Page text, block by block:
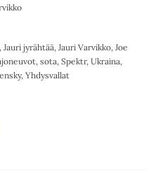
, Jauri jyrähtää, Jauri Varvikko, Joe
, sota, Spektr, Ukraina,
, Yhdysvallat